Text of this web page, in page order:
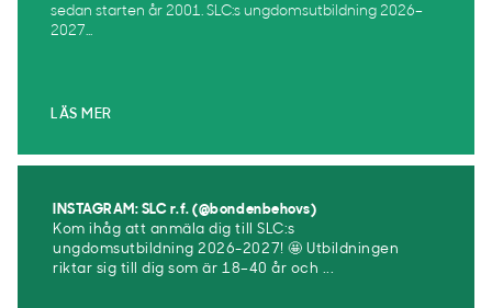
sedan starten år 2001. SLC:s ungdomsutbildning 2026–
2027...
LÄS MER
INSTAGRAM: SLC r.f. (@bondenbehovs)
Kom ihåg att anmäla dig till SLC:s
ungdomsutbildning 2026-2027! 🤩 Utbildningen
riktar sig till dig som är 18–40 år och ...